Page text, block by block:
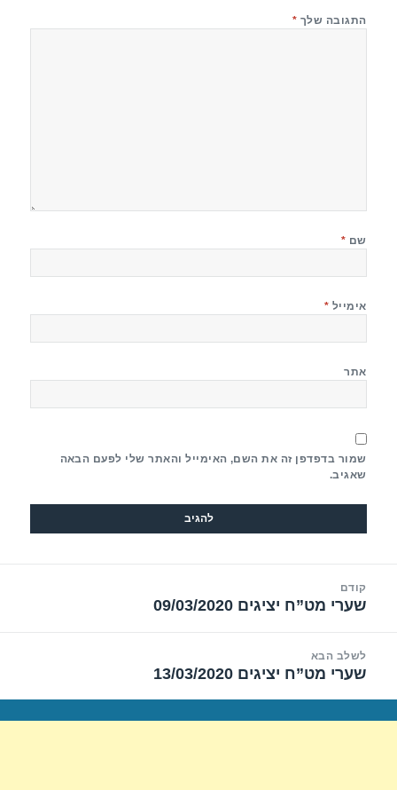
התגובה שלך *
שם *
אימייל *
אתר
שמור בדפדפן זה את השם, האימייל והאתר שלי לפעם הבאה
שאגיב.
קודם
הפוסט
שערי מט”ח יציגים 09/03/2020
לשלב הבא
הפוסט
שערי מט”ח יציגים 13/03/2020